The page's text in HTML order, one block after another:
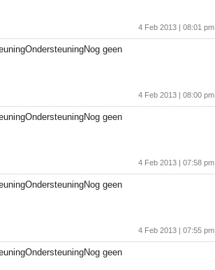
4 Feb 2013 | 08:01 pm
geen
4 Feb 2013 | 08:00 pm
geen
4 Feb 2013 | 07:58 pm
geen
4 Feb 2013 | 07:55 pm
geen